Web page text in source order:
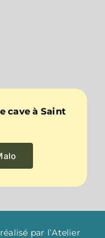
cave à Saint
par l’Atelier